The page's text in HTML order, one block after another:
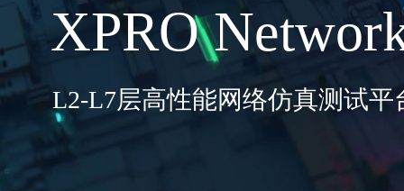
XPRO
L2-L7层高性能网络仿真测试平